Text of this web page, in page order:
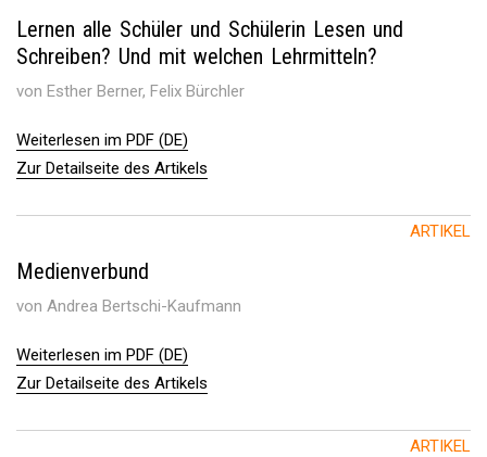
Lernen alle Schüler und Schülerin Lesen und
Schreiben? Und mit welchen Lehrmitteln?
von Esther Berner, Felix Bürchler
Weiterlesen im PDF (DE)
Zur Detailseite des Artikels
ARTIKEL
Medienverbund
von Andrea Bertschi-Kaufmann
Weiterlesen im PDF (DE)
Zur Detailseite des Artikels
ARTIKEL